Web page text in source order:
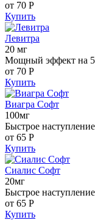
от 70 Р
Купить
Левитра
20 мг
Мощный эффект на
от 70 Р
Купить
Виагра Софт
100мг
Быстрое
от 65 Р
Купить
Сиалис Софт
20мг
Быстрое
от 65 Р
Купить